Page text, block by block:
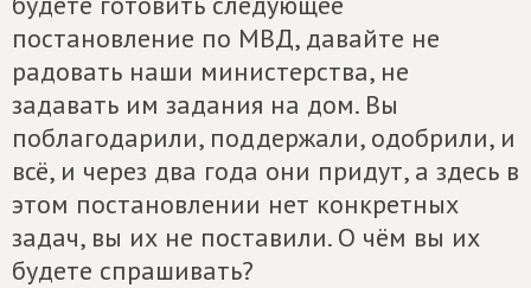
постановление по МВД, давайте не
радовать наши министерства, не
задавать им задания на дом. Вы
поблагодарили, поддержали, одобрили, и
всё, и через два года они придут, а здесь в
этом постановлении нет конкретных
задач, вы их не поставили. О чём вы их
будете спрашивать?